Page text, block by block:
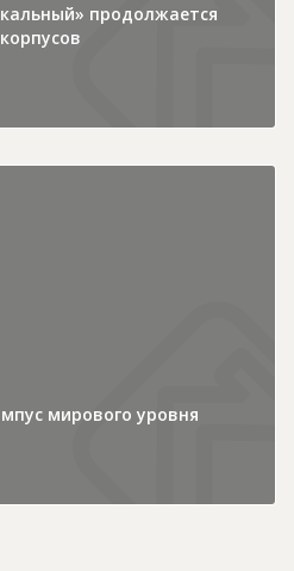
продолжается
мирового уровня